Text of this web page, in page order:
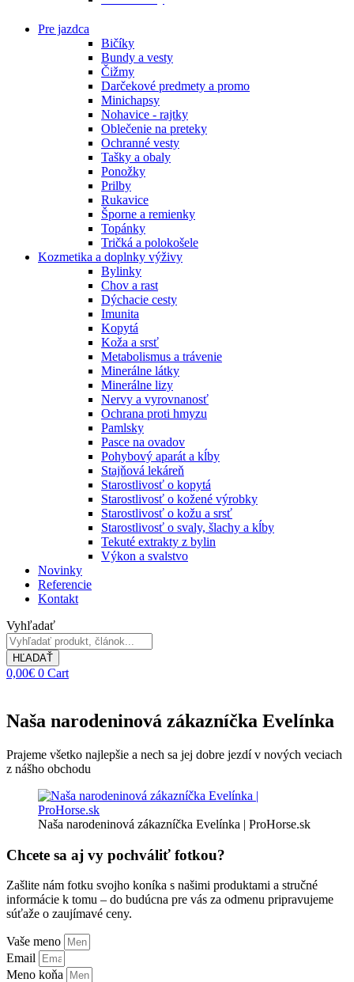
Pre jazdca
Bičíky
Bundy a vesty
Čižmy
Darčekové predmety a promo
Minichapsy
Nohavice - rajtky
Oblečenie na preteky
Ochranné vesty
Tašky a obaly
Ponožky
Prilby
Rukavice
Šporne a remienky
Topánky
Tričká a polokošele
Kozmetika a doplnky výživy
Bylinky
Chov a rast
Dýchacie cesty
Imunita
Kopytá
Koža a srsť
Metabolismus a trávenie
Minerálne látky
Minerálne lizy
Nervy a vyrovnanosť
Ochrana proti hmyzu
Pamlsky
Pasce na ovadov
Pohybový aparát a kĺby
Stajňová lekáreň
Starostlivosť o kopytá
Starostlivosť o kožené výrobky
Starostlivosť o kožu a srsť
Starostlivosť o svaly, šlachy a kĺby
Tekuté extrakty z bylin
Výkon a svalstvo
Novinky
Referencie
Kontakt
Vyhľadať
HĽADAŤ
0,00€ 0 Cart
Naša narodeninová zákazníčka Evelínka
Prajeme všetko najlepšie a nech sa jej dobre jezdí v nových veciach
z nášho obchodu
Naša narodeninová zákazníčka Evelínka | ProHorse.sk
Chcete sa aj vy pochváliť fotkou?
Zašlite nám fotku svojho koníka s našimi produktami a stručné
informácie k tomu – do budúcna pre vás za odmenu pripravujeme
súťaže o zaujímavé ceny.
Vaše meno
Email
Meno koňa